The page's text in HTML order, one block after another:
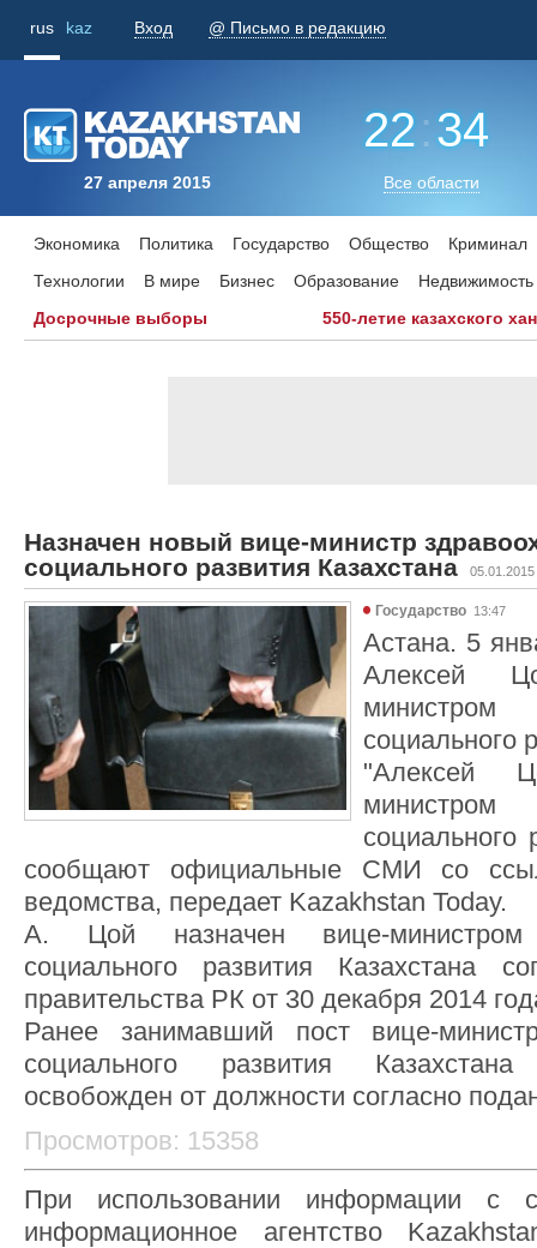
rus kaz Вход @ Письмо в редакцию
27 апреля 2015
22:34
Все области
Экономика Политика Государство Общество
Криминал
Технологии
В мире Бизнес Образование
Недвижимость
Досрочные выборы
550-летие казахского
Назначен новый вице-министр
социального развития Казахстана
05.01.2015
Государство 13:47
Астана. 5
Алексей
министром
социального
"Алексей
министром
социального
сообщают официальные СМИ со
ведомства, передает Kazakhstan Today.
А. Цой назначен вице-министром
социального развития Казахстана
правительства РК от 30 декабря 2014
Ранее занимавший пост вице-
социального развития
освобожден от должности согласно
Просмотров: 15358
При использовании информации с
информационное агентство